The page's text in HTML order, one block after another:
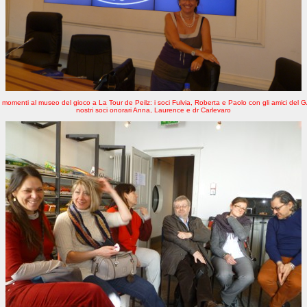
momenti al museo del gioco a La Tour de Peilz: i soci Fulvia, Roberta e Paolo con gli amici del
nostri soci onorari Anna, Laurence e dr Carlevaro